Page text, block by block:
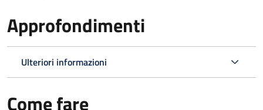
Approfondimenti
Ulteriori informazioni
Come fare